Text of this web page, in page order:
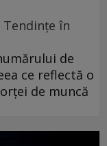
Tendințe în
de
ce reflectă o
de muncă